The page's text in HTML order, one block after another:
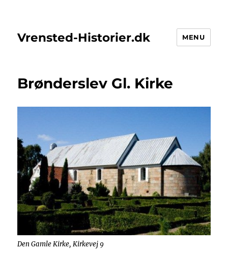
Vrensted-Historier.dk MENU
Brønderslev Gl. Kirke
Den Gamle Kirke, Kirkevej 9